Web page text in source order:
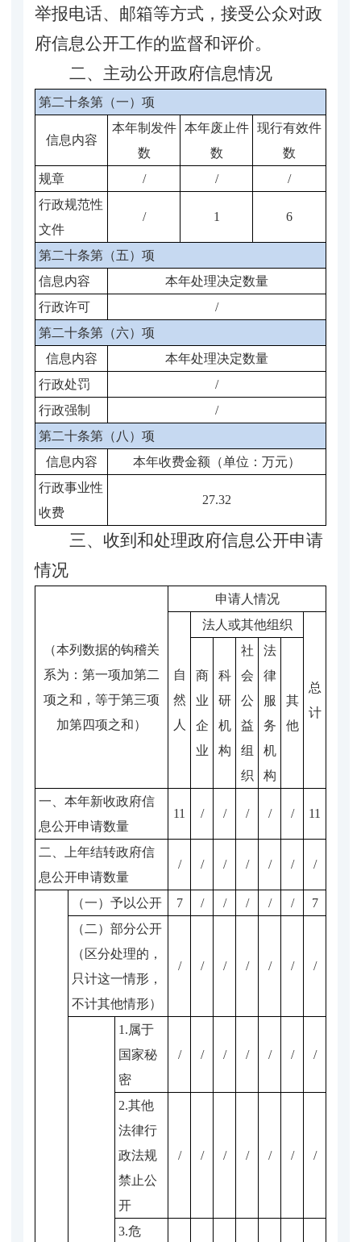
举报电话、邮箱等方式，接受公众对政
府信息公开工作的监督和评价。
二、主动公开政府信息情况
第二十条第（一）项
信息内容
本年制发件
数
本年废止件
数
现行有效件
数
规章
/ /
/
行政规范性
文件
/ 1 6
第二十条第（五）项
信息内容
本年处理决定数量
行政许可
/
第二十条第（六）项
信息内容
本年处理决定数量
行政处罚
/
行政强制
/
第二十条第（八）项
信息内容
本年收费金额（单位：万元）
行政事业性
收费
27.32
三、收到和处理政府信息公开申请
情况
（本列数据的钩稽关
系为：第一项加第二
项之和，等于第三项
加第四项之和）
申请人情况
自
然
人
法人或其他组织
总
计
商
业
企
业
科
研
机
构
社
会
公
益
组
织
法
律
服
务
机
构
其
他
一、本年新收政府信
息公开申请数量
11 / / / / / 11
二、上年结转政府信
息公开申请数量
/ / / / / / /
（一）予以公开 7 / / / / /
7
（二）部分公开
（区分处理的，
只计这一情形，
不计其他情形）
/ / / / / / /
1.属于
国家秘
密
/ / / / / / /
2.其他
法律行
政法规
禁止公
开
/ / / / / / /
3.危